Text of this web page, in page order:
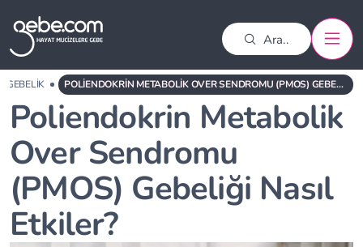
GEBELIK POLIENDOKRIN METABOLIK OVER SENDROMU (PMOS) GEBELIĞI NASIL ETKILER?
Poliendokrin Metabolik
Over Sendromu
(PMOS) Gebeliği Nasıl
Etkiler?